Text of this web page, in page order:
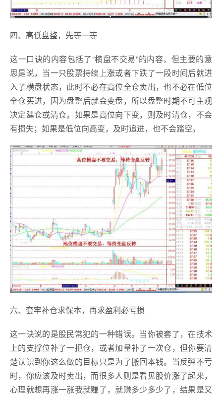
四、高低盘整，先等一等
这一口诀的内容包括了“横盘不交易”的内容，但主要的意
思是说，当一只股票持续上涨或者下跌了一段时间后就进
入了横盘状态，此时不必在高位全仓卖出，也不必在低位
全仓买进，因为盘整后就会变盘，所以盘整时期不可主观
决定建仓或清仓。如果是高位向下变，则及时清仓，不会
有损失；如果是低位向高变，及时追进，也不会踏空。
六、套牢补仓求保本，再求盈利必亏损
这一诀说的是股民常犯的一种错误。当你被套了，在技术
上的支撑位补了一把仓，或者加量补了一次仓，但你要清
楚认识到你这么做的目标只是为了搬回本钱。当反弹不亏
时，你应该及时卖出，而很多人则是看见股价涨了起来，
心理就想再涨一涨我就赚了，就赚多少多少了，结果是又